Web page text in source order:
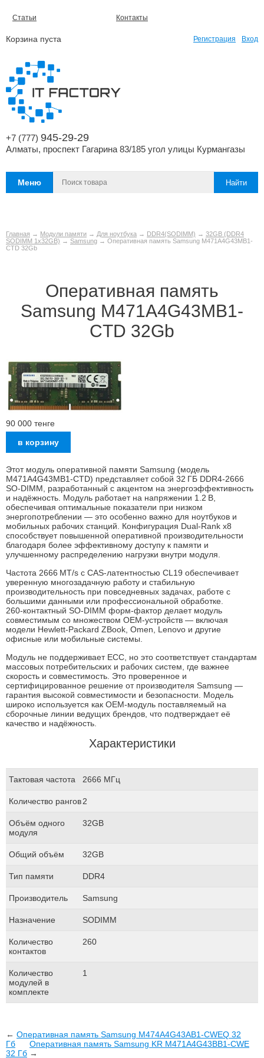
Статьи Контакты
Корзина пуста Регистрация Вход
+7 (777) 945-29-29
Алматы, проспект Гагарина 83/185 угол улицы Курмангазы
Меню
Главная → Модули памяти → Для ноутбука → DDR4(SODIMM) → 32GB (DDR4
SODIMM 1x32GB) → Samsung → Оперативная память Samsung M471A4G43MB1-
CTD 32Gb
Оперативная память
Samsung M471A4G43MB1-
CTD 32Gb
90 000 тенге
Этот модуль оперативной памяти Samsung (модель
M471A4G43MB1‑CTD) представляет собой 32 ГБ DDR4‑2666
SO‑DIMM, разработанный с акцентом на энергоэффективность
и надёжность. Модуль работает на напряжении 1.2 В,
обеспечивая оптимальные показатели при низком
энергопотреблении — это особенно важно для ноутбуков и
мобильных рабочих станций. Конфигурация Dual‑Rank x8
способствует повышенной оперативной производительности
благодаря более эффективному доступу к памяти и
улучшенному распределению нагрузки внутри модуля.
Частота 2666 MT/s с CAS‑латентностью CL19 обеспечивает
уверенную многозадачную работу и стабильную
производительность при повседневных задачах, работе с
большими данными или профессиональной обработке.
260‑контактный SO‑DIMM форм‑фактор делает модуль
совместимым со множеством OEM‑устройств — включая
модели Hewlett‑Packard ZBook, Omen, Lenovo и другие
офисные или мобильные системы.
Модуль не поддерживает ECC, но это соответствует стандартам
массовых потребительских и рабочих систем, где важнее
скорость и совместимость. Это проверенное и
сертифицированное решение от производителя Samsung —
гарантия высокой совместимости и безопасности. Модель
широко используется как OEM‑модуль поставляемый на
сборочные линии ведущих брендов, что подтверждает её
качество и надёжность.
Характеристики
Тактовая частота 2666 МГц
Количество рангов2
Объём одного
модуля
32GB
Общий объём 32GB
Тип памяти DDR4
Производитель Samsung
Назначение SODIMM
Количество
контактов
260
Количество
модулей в
комплекте
1
← Оперативная память Samsung M474A4G43AB1-CWEQ 32
Гб
Оперативная память Samsung KR M471A4G43BB1-CWE
32 Гб →